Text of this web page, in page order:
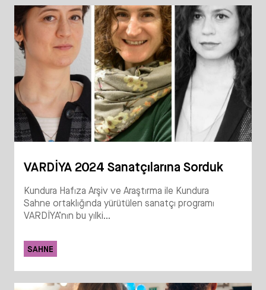
VARDİYA 2024 Sanatçılarına Sorduk
Kundura Hafıza Arşiv ve Araştırma ile Kundura
Sahne ortaklığında yürütülen sanatçı programı
VARDİYA’nın bu yılki...
SAHNE